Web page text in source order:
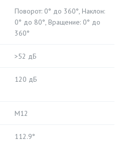
Поворот: 0° до 360°, Наклон:
0° до 80°, Вращение: 0° до
360°
>52 дБ
120 дБ
М12
112.9°